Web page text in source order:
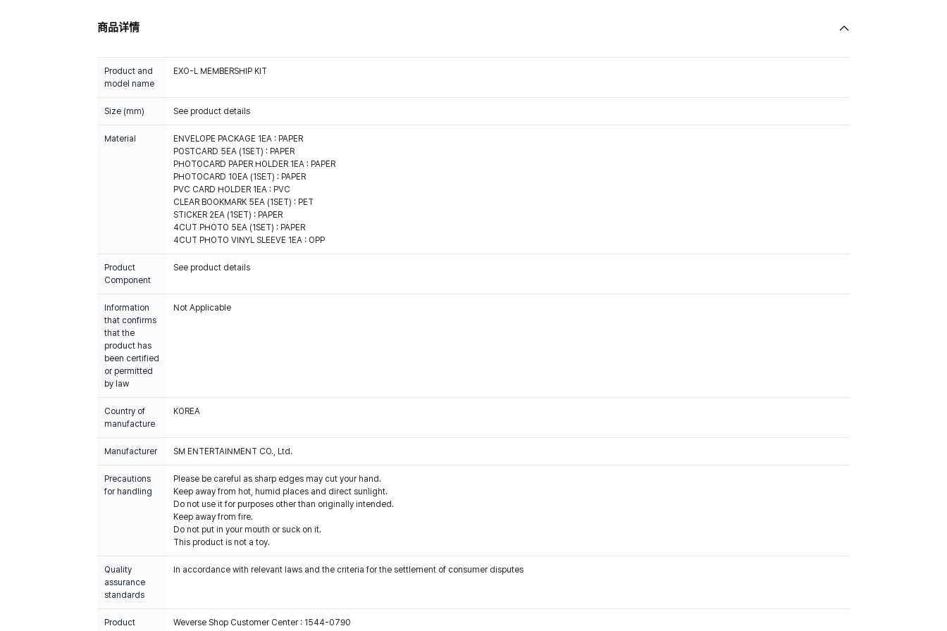
商品详情
Product and
model name
EXO-L MEMBERSHIP KIT
Size (mm) See product details
Material
ENVELOPE PACKAGE 1EA : PAPER
POSTCARD 5EA (1SET) : PAPER
PHOTOCARD PAPER HOLDER 1EA : PAPER
PHOTOCARD 10EA (1SET) : PAPER
PVC CARD HOLDER 1EA : PVC
CLEAR BOOKMARK 5EA (1SET) : PET
STICKER 2EA (1SET) : PAPER
4CUT PHOTO 5EA (1SET) : PAPER
4CUT PHOTO VINYL SLEEVE 1EA : OPP
Product
Component
See product details
Information
that confirms
that the
product has
been certified
or permitted
by law
Not Applicable
Country of
manufacture
KOREA
Manufacturer SM ENTERTAINMENT CO., Ltd.
Precautions
for handling
Please be careful as sharp edges may cut your hand.
Keep away from hot, humid places and direct sunlight.
Do not use it for purposes other than originally intended.
Keep away from fire.
Do not put in your mouth or suck on it.
This product is not a toy.
Quality
assurance
standards
In accordance with relevant laws and the criteria for the settlement of consumer disputes
Product
Weverse Shop Customer Center : 1544-0790